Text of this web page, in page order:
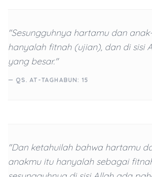
"Sesungguhnya hartamu dan
hanyalah fitnah (ujian), dan di sisi
yang besar."
— QS. AT-TAGHABUN: 15
"Dan ketahuilah bahwa hartamu
anakmu itu hanyalah sebagai